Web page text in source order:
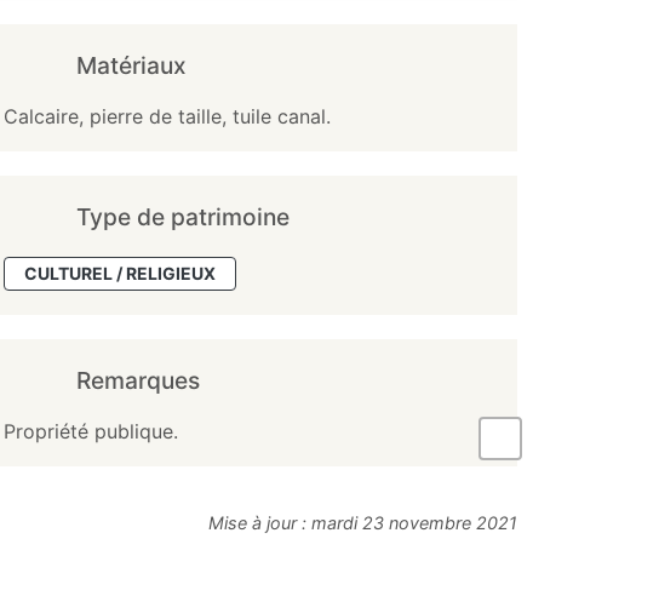
Matériaux
Calcaire, pierre de taille, tuile canal.
Type de patrimoine
CULTUREL / RELIGIEUX
Remarques
Propriété publique.
Mise à jour : mardi 23 novembre 2021